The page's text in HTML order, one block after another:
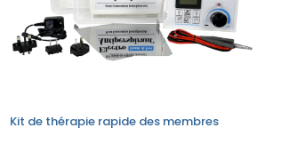
Kit de thérapie rapide des membres